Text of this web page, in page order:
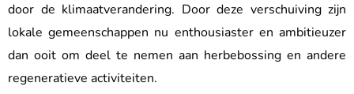
door de klimaatverandering. Door deze verschuiving zijn
lokale gemeenschappen nu enthousiaster en ambitieuzer
dan ooit om deel te nemen aan herbebossing en andere
regeneratieve activiteiten.